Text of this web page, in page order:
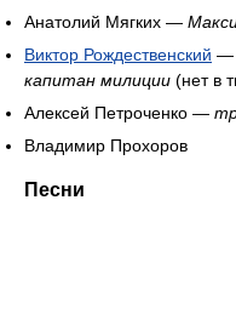
Анатолий Мягких —
Виктор Рождественский —
капитан милиции (нет в
Алексей Петроченко —
Владимир Прохоров
Песни